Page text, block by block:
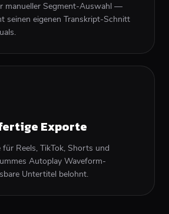
manueller Segment-Auswahl —
seinen eigenen Transkript-Schnitt
Exporte
Reels, TikTok, Shorts und
Autoplay Waveform-
Untertitel belohnt.